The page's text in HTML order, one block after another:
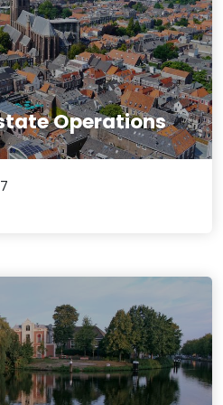
Operations